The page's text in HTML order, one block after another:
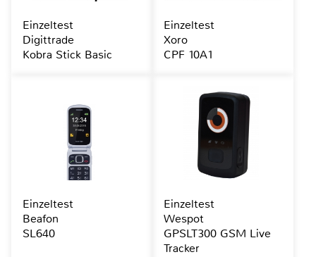
Einzeltest
Digittrade
Kobra Stick Basic
Einzeltest
Xoro
CPF 10A1
Einzeltest
Beafon
SL640
Einzeltest
Wespot
GPSLT300 GSM Live
Tracker